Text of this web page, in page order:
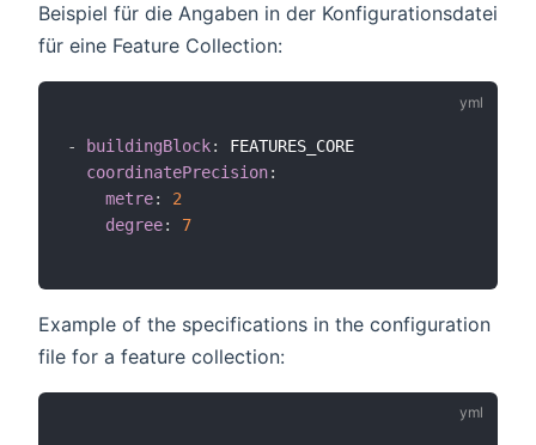
Beispiel für die Angaben in der Konfigurationsdatei
für eine Feature Collection:
- buildingBlock:
FEATURES_CORE
coordinatePrecision:
metre:
2
degree: 7
Example of the specifications in the configuration
file for a feature collection: